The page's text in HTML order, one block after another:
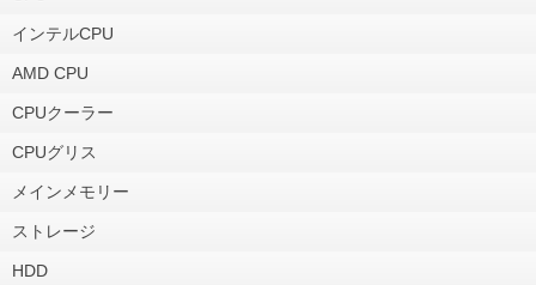
インテルCPU
AMD CPU
CPUクーラー
CPUグリス
メインメモリー
ストレージ
HDD